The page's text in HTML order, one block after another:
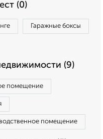
(0)
Гаражные боксы
(9)
помещение
помещение